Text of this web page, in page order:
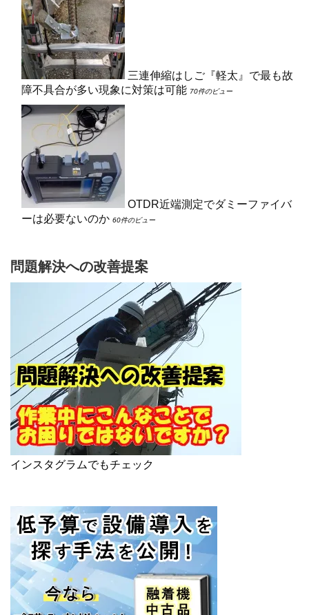
三連伸縮はしご『軽太』で最も故
障不具合が多い現象に対策は可能 70件のビュー
OTDR近端測定でダミーファイバ
ーは必要ないのか 60件のビュー
問題解決への改善提案
インスタグラムでもチェック